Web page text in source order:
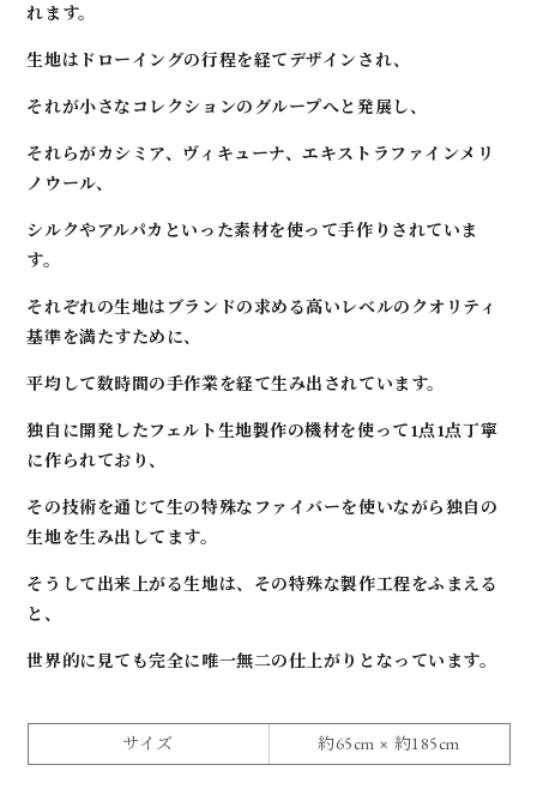
れます。
生地はドローイングの行程を経てデザインされ、
それが小さなコレクションのグループへと発展し、
それらがカシミア、ヴィキューナ、エキストラファインメリ
ノウール、
シルクやアルパカといった素材を使って手作りされていま
す。
それぞれの生地はブランドの求める高いレベルのクオリティ
基準を満たすために、
平均して数時間の手作業を経て生み出されています。
独自に開発したフェルト生地製作の機材を使って1点1点丁寧
に作られており、
その技術を通じて生の特殊なファイバーを使いながら独自の
生地を生み出してます。
そうして出来上がる生地は、その特殊な製作工程をふまえる
と、
世界的に見ても完全に唯一無二の仕上がりとなっています。
サイズ 約65cm × 約185cm